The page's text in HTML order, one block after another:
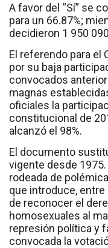
A favor del “Sí” se
para un 66.87%;
decidieron 1 950
El referendo para el
por su baja
convocados
magnas
oficiales la
constitucional de
alcanzó el 98%.
El documento
vigente desde
rodeada de
que introduce,
de reconocer el
homosexuales al
represión política y
convocada la